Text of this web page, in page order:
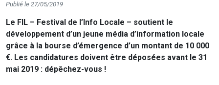
Publié le 27/05/2019
Le FIL – Festival de l’Info Locale – soutient le
développement d’un jeune média d’information locale
grâce à la bourse d’émergence d’un montant de 10 000
€. Les candidatures doivent être déposées avant le 31
mai 2019 : dépêchez-vous !